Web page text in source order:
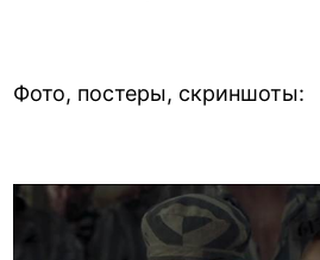
Фото, постеры, скриншоты: